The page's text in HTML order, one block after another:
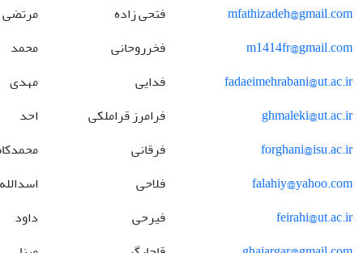
mfathizadeh@gmail.com
فتحی زاده
مرتضی
m1414fr@gmail.com
فخرروحانی
محمد
fadaeimehrabani@ut.ac.ir
فدایی
مهدی
ghmaleki@ut.ac.ir
فرامرز قراملکی
احد
forghani@isu.ac.ir
فرقانی
falahiy@yahoo.com
فلاحی
اسدالله
feirahi@ut.ac.ir
فیرحی
داود